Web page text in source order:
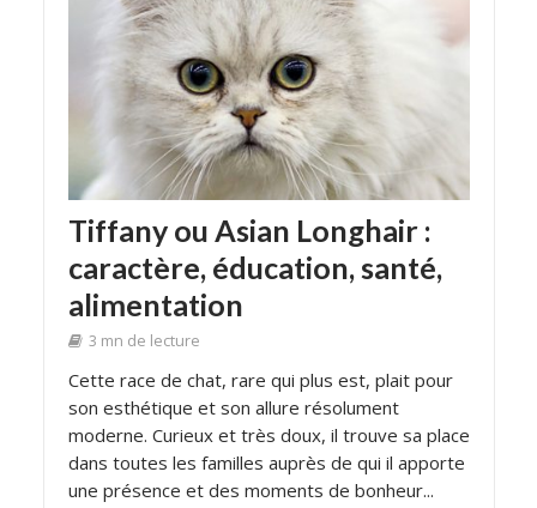
Tiffany ou Asian Longhair :
caractère, éducation, santé,
alimentation
3 mn de lecture
Cette race de chat, rare qui plus est, plait pour
son esthétique et son allure résolument
moderne. Curieux et très doux, il trouve sa place
dans toutes les familles auprès de qui il apporte
une présence et des moments de bonheur...